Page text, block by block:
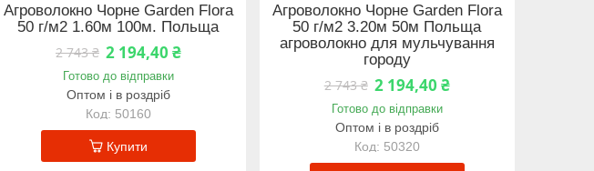
Агроволокно Чорне Garden Flora
50 г/м2 1.60м 100м. Польща
2 743 ₴ 2 194,40 ₴
Готово до відправки
Оптом і в роздріб
50160
Купити
Агроволокно Чорне Garden Flora
50 г/м2 3.20м 50м Польща
агроволокно для мульчування
городу
2 743 ₴ 2 194,40 ₴
Готово до відправки
Оптом і в роздріб
50320